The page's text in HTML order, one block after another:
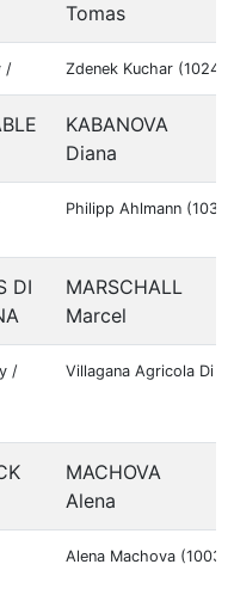
Tomas
/ Zdenek Kuchar
KABANOVA
Diana
Philipp Ahlmann
DI
MARSCHALL
Marcel
/
Villagana Agricola Di
MACHOVA
Alena
Alena Machova